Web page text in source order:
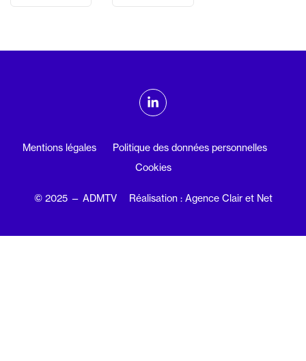
ADMTV sur les réseaux sociaux
Linkedin
Mentions légales
Politique des données personnelles
Cookies
© 2025 — ADMTV Réalisation : Agence Clair et Net